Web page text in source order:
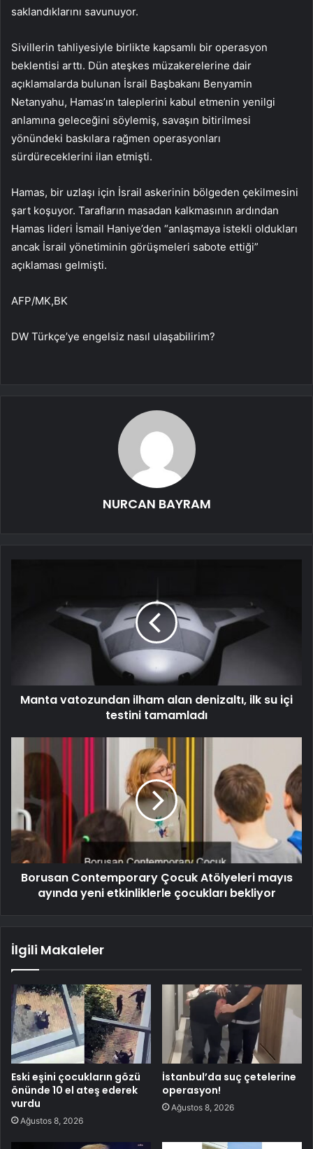
saklandıklarını savunuyor.
Sivillerin tahliyesiyle birlikte kapsamlı bir operasyon
beklentisi arttı. Dün ateşkes müzakerelerine dair
açıklamalarda bulunan İsrail Başbakanı Benyamin
Netanyahu, Hamas’ın taleplerini kabul etmenin yenilgi
anlamına geleceğini söylemiş, savaşın bitirilmesi
yönündeki baskılara rağmen operasyonları
sürdüreceklerini ilan etmişti.
Hamas, bir uzlaşı için İsrail askerinin bölgeden çekilmesini
şart koşuyor. Tarafların masadan kalkmasının ardından
Hamas lideri İsmail Haniye’den “anlaşmaya istekli oldukları
ancak İsrail yönetiminin görüşmeleri sabote ettiği”
açıklaması gelmişti.
AFP/MK,BK
DW Türkçe’ye engelsiz nasıl ulaşabilirim?
NURCAN BAYRAM
Manta vatozundan ilham alan denizaltı, ilk su içi
testini tamamladı
Borusan Contemporary Çocuk Atölyeleri mayıs
ayında yeni etkinliklerle çocukları bekliyor
İlgili Makaleler
Eski eşini çocukların gözü
önünde 10 el ateş ederek
vurdu
Ağustos 8, 2026
İstanbul’da suç çetelerine
operasyon!
Ağustos 8, 2026